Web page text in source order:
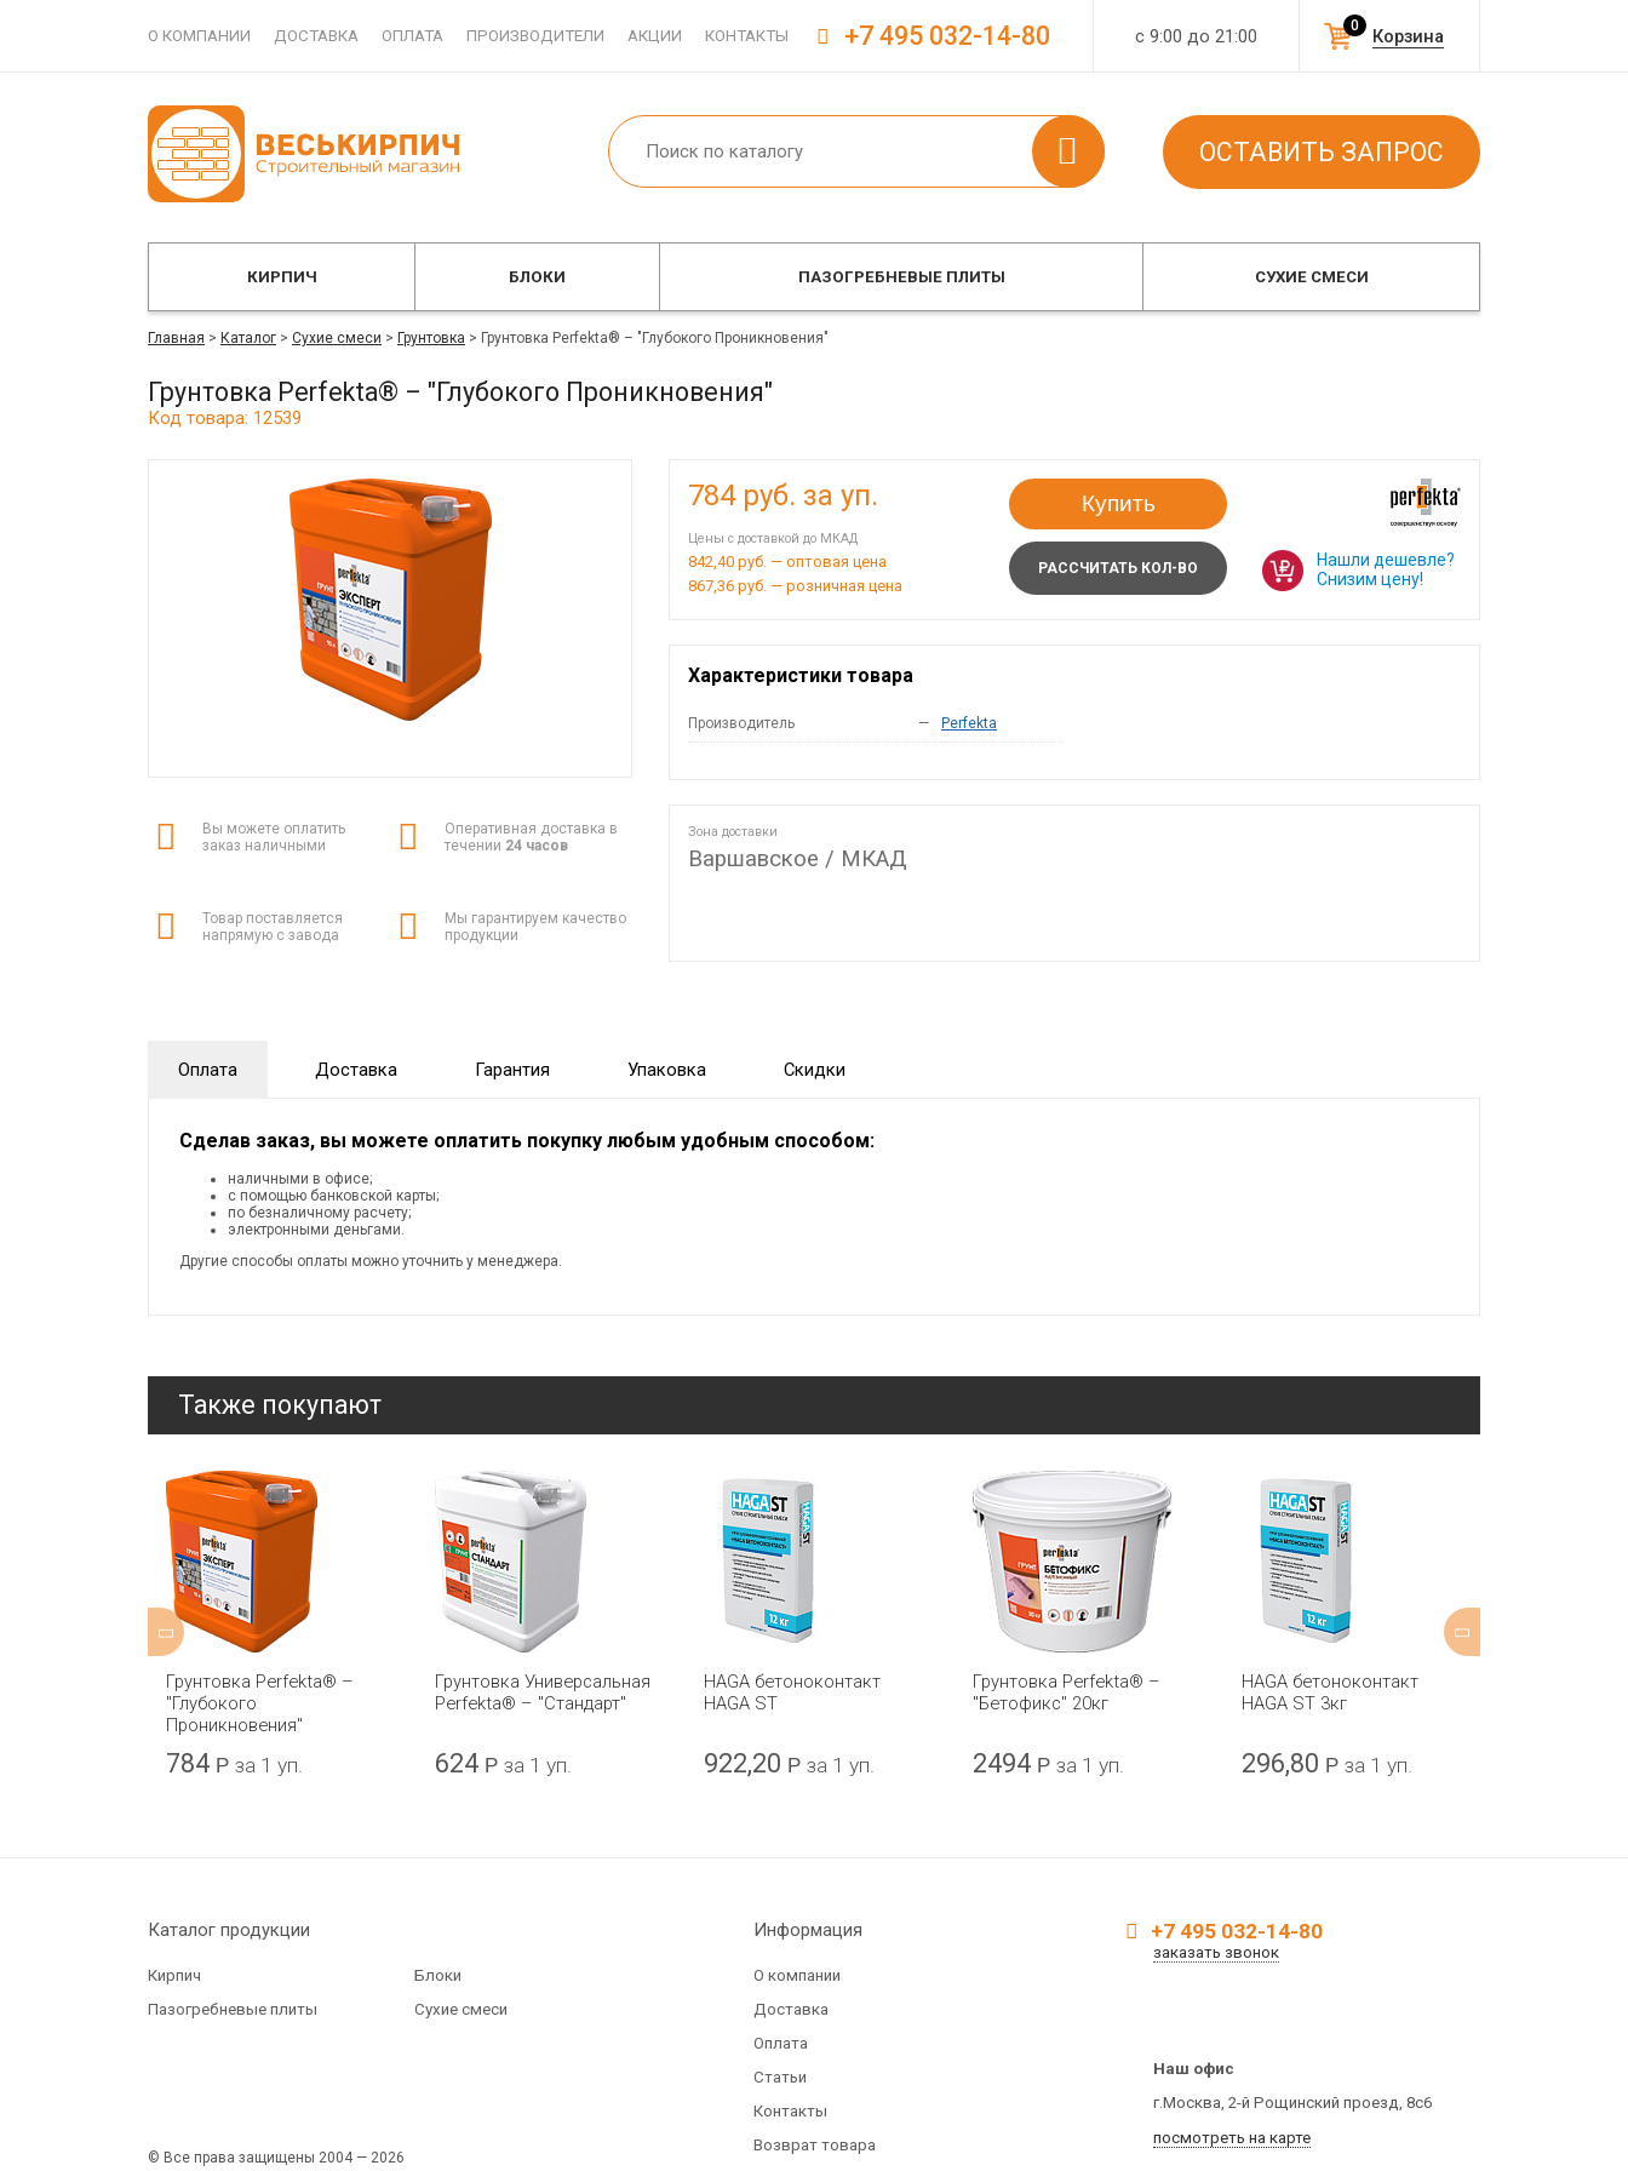
О КОМПАНИИ ДОСТАВКА ОПЛАТА ПРОИЗВОДИТЕЛИ АКЦИИ КОНТАКТЫ с 9:00 до 21:00 Корзина
0
+7 495 032-14-80
ОСТАВИТЬ ЗАПРОС
КИРПИЧ БЛОКИ ПАЗОГРЕБНЕВЫЕ ПЛИТЫ СУХИЕ СМЕСИ
Главная > Каталог > Сухие смеси > Грунтовка > Грунтовка Perfekta® – "Глубокого Проникновения"
Грунтовка Perfekta® – "Глубокого Проникновения"
Код товара: 12539
Вы можете оплатить
заказ наличными
Оперативная доставка в
течении 24 часов
Товар поставляется
напрямую с завода
Мы гарантируем качество
продукции
784руб. за уп.
Цены с доставкой до МКАД
842,40 руб. — оптовая цена
867,36 руб. — розничная цена
Купить
РАССЧИТАТЬ КОЛ-ВО
Нашли дешевле?
Снизим цену!
Характеристики товара
Производитель — Perfekta
Зона доставки
Варшавское / МКАД
Оплата Доставка Гарантия Упаковка Скидки
Сделав заказ, вы можете оплатить покупку любым удобным способом:
наличными в офисе;
с помощью банковской карты;
по безналичному расчету;
электронными деньгами.
Другие способы оплаты можно уточнить у менеджера.
Также покупают
Грунтовка Perfekta® –
"Глубокого
Проникновения"
784 Р за 1 уп.
Грунтовка Универсальная
Perfekta® – "Стандарт"
624 Р за 1 уп.
HAGA бетоноконтакт
HAGA ST
922,20 Р за 1 уп.
Грунтовка Perfekta® –
"Бетофикс" 20кг
2494 Р за 1 уп.
HAGA бетоноконтакт
HAGA ST 3кг
296,80 Р за 1 уп.
© Все права защищены 2004 — 2026
Каталог продукции
Кирпич
Блоки
Пазогребневые плиты
Сухие смеси
Информация
О компании
Доставка
Оплата
Статьи
Контакты
Возврат товара
+7 495 032-14-80
заказать звонок
Наш офис
г.Москва, 2-й Рощинский проезд, 8с6
посмотреть на карте